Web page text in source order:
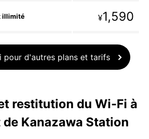
illimité ¥1,590
pour d'autres plans et tarifs
restitution du Wi-Fi à
Kanazawa Station